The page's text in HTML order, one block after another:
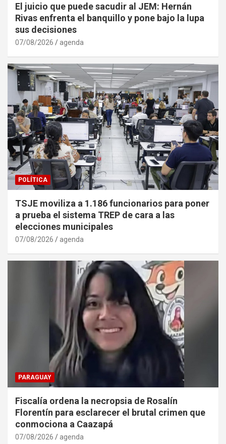
El juicio que puede sacudir al JEM: Hernán
Rivas enfrenta el banquillo y pone bajo la lupa
sus decisiones
07/08/2026 agenda
POLÍTICA
TSJE moviliza a 1.186 funcionarios para poner
a prueba el sistema TREP de cara a las
elecciones municipales
07/08/2026 agenda
PARAGUAY
Fiscalía ordena la necropsia de Rosalín
Florentín para esclarecer el brutal crimen que
conmociona a Caazapá
07/08/2026 agenda